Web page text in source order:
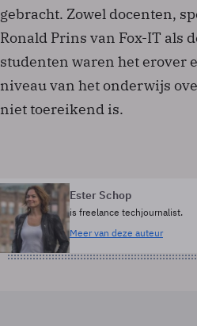
gebracht. Zowel docenten,
Ronald Prins van Fox-IT als
studenten waren het erover
niveau van het onderwijs
niet toereikend is.
Ester Schop
is freelance techjournalist.
Meer van deze auteur